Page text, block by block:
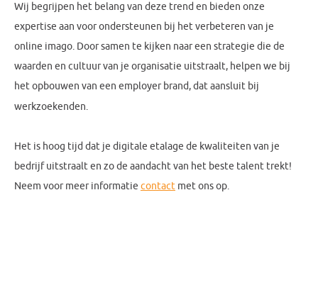
Wij begrijpen het belang van deze trend en bieden onze
expertise aan voor ondersteunen bij het verbeteren van je
online imago. Door samen te kijken naar een strategie die de
waarden en cultuur van je organisatie uitstraalt, helpen we bij
het opbouwen van een employer brand, dat aansluit bij
werkzoekenden.
Het is hoog tijd dat je digitale etalage de kwaliteiten van je
bedrijf uitstraalt en zo de aandacht van het beste talent trekt!
Neem voor meer informatie contact met ons op.